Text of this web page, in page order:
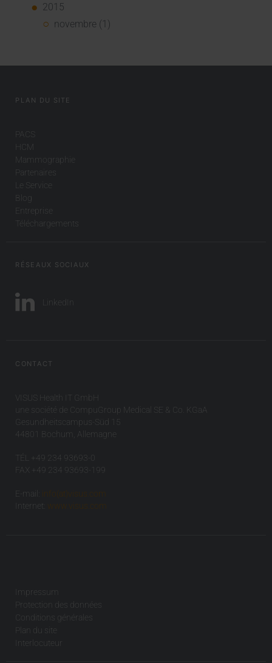
2015
novembre (1)
PLAN DU SITE
PACS
HCM
Mammographie
Partenaires
Le Service
Blog
Entreprise
Téléchargements
RÉSEAUX SOCIAUX
LinkedIn
CONTACT
VISUS Health IT GmbH
une société de CompuGroup Medical SE & Co. KGaA
Gesundheitscampus-Süd 15
44801 Bochum, Allemagne
TÉL +49 234 93693-0
FAX +49 234 93693-199
E-mail:
info(at)visus.com
Internet:
www.visus.com
Impressum
Protection des données
Conditions générales
Plan du site
Interlocuteur